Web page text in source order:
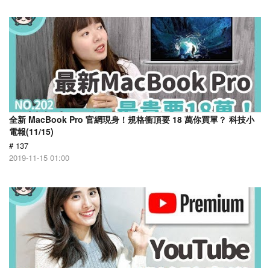
全新 MacBook Pro 官網現身！規格衝頂要 18 萬你買單？ 科技小
電報(11/15)
# 137
2019-11-15 01:00